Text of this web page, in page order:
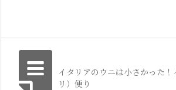
イタリアのウニは小さかった
リ）便り